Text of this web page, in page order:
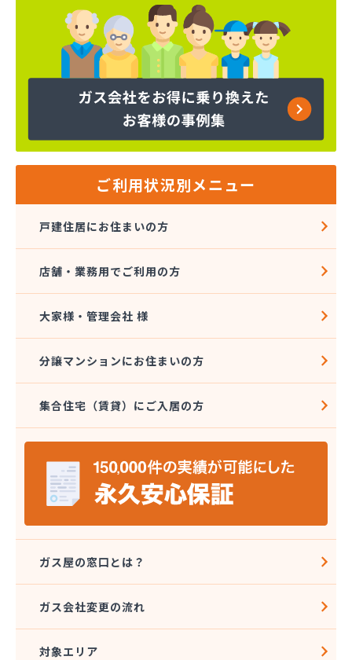
株式会社ミスミ 八代事業所
株式会社ライフサポート九州 LPガス課
株式会社丸仙商会
株式会社玉名商会
株式会社九州エネルギー協同管理
株式会社九州高圧容器検査所
株式会社熊本石油玉名充填所
株式会社古屋産業
株式会社城南ガス
株式会社人吉石油 本社・ガス部・人吉西給油所
株式会社翠松園G.G
株式会社竹本商会
株式会社島津商会
株式会社南九州マルヰガス
株式会社八代協同ガス配送センター
株式会社野田住宅産業
関本プロパン商店
岩崎プロパン
岩谷産業株式会社 エネルギー熊本支店
吉田屋商店
吉武産業株式会社
宮本利一プロパン店
橋口商店
玉名LPガス保安センター
ご利用状況別メニュー
戸建住居にお住まいの方
店舗・業務用でご利用の方
大家様・管理会社 様
分譲マンションにお住まいの方
集合住宅（賃貸）にご入居の方
ガス屋の窓口とは？
ガス会社変更の流れ
対象エリア